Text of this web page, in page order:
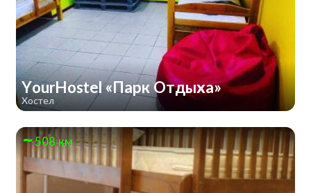
YourHostel «Парк Отдыха»
Хостел
508 км